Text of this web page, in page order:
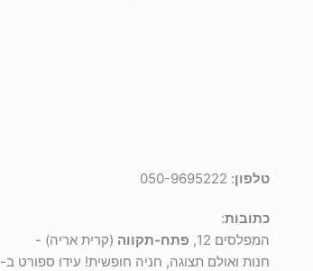
טלפון: 050-9695222
כתובות:
המפלסים 12,
פתח-תקווה (קרית אריה) -
חנות ואולם תצוגה, חניה חופשית! עידו ספורט ב-Waze